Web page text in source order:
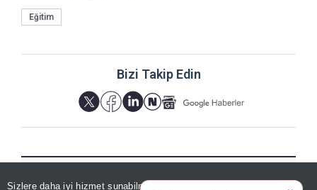
Sizlere daha iyi hizmet sunabilmek adına sitemizde
Eğitim
Bizi Takip Edin
YORUMLAR ×
Günün spor, gündem ve